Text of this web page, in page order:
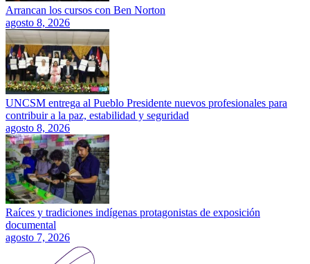
Arrancan los cursos con Ben Norton
agosto 8, 2026
UNCSM entrega al Pueblo Presidente nuevos profesionales para
contribuir a la paz, estabilidad y seguridad
agosto 8, 2026
Raíces y tradiciones indígenas protagonistas de exposición
documental
agosto 7, 2026